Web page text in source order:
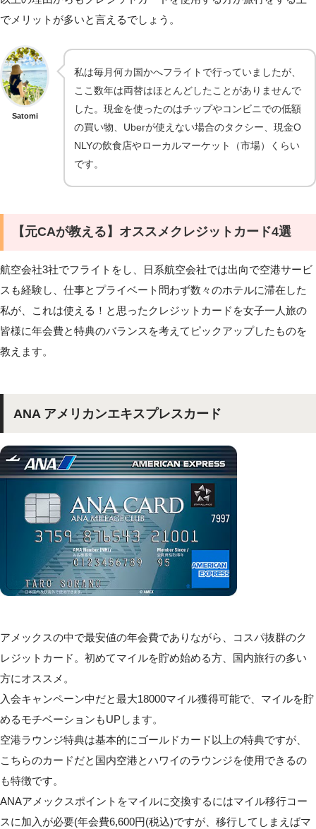
でメリットが多いと言えるでしょう。
Satomi
私は毎月何カ国かへフライトで行っていましたが、
ここ数年は両替はほとんどしたことがありませんで
した。現金を使ったのはチップやコンビニでの低額
の買い物、Uberが使えない場合のタクシー、現金O
NLYの飲食店やローカルマーケット（市場）くらい
です。
【元CAが教える】オススメクレジットカード4選
航空会社3社でフライトをし、日系航空会社では出向で空港サービ
スも経験し、仕事とプライベート問わず数々のホテルに滞在した
私が、これは使える！と思ったクレジットカードを女子一人旅の
皆様に年会費と特典のバランスを考えてピックアップしたものを
教えます。
ANA アメリカンエキスプレスカード
アメックスの中で最安値の年会費でありながら、コスパ抜群のク
レジットカード。初めてマイルを貯め始める方、国内旅行の多い
方にオススメ。
入会キャンペーン中だと最大18000マイル獲得可能で、マイルを貯
めるモチベーションもUPします。
空港ラウンジ特典は基本的にゴールドカード以上の特典ですが、
こちらのカードだと国内空港とハワイのラウンジを使用できるの
も特徴です。
ANAアメックスポイントをマイルに交換するにはマイル移行コー
スに加入が必要(年会費6,600円(税込)ですが、移行してしまえばマ